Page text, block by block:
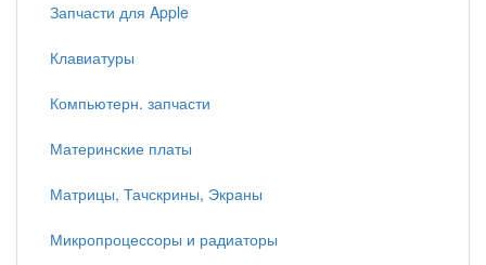
Запчасти для Apple
Клавиатуры
Компьютерн. запчасти
Материнские платы
Матрицы, Тачскрины, Экраны
Микропроцессоры и радиаторы